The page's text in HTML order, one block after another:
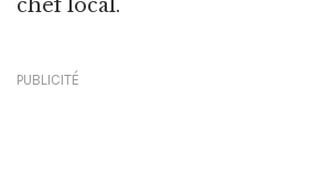
chef local.
PUBLICITÉ